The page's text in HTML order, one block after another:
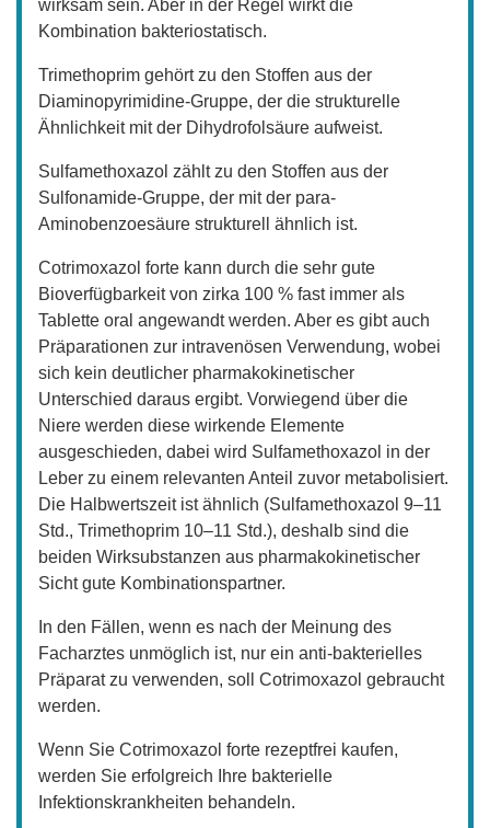
wirksam sein. Aber in der Regel wirkt die
Kombination bakteriostatisch.
Trimethoprim gehört zu den Stoffen aus der
Diaminopyrimidine-Gruppe, der die strukturelle
Ähnlichkeit mit der Dihydrofolsäure aufweist.
Sulfamethoxazol zählt zu den Stoffen aus der
Sulfonamide-Gruppe, der mit der para-
Aminobenzoesäure strukturell ähnlich ist.
Cotrimoxazol forte kann durch die sehr gute
Bioverfügbarkeit von zirka 100 % fast immer als
Tablette oral angewandt werden. Aber es gibt auch
Präparationen zur intravenösen Verwendung, wobei
sich kein deutlicher pharmakokinetischer
Unterschied daraus ergibt. Vorwiegend über die
Niere werden diese wirkende Elemente
ausgeschieden, dabei wird Sulfamethoxazol in der
Leber zu einem relevanten Anteil zuvor metabolisiert.
Die Halbwertszeit ist ähnlich (Sulfamethoxazol 9–11
Std., Trimethoprim 10–11 Std.), deshalb sind die
beiden Wirksubstanzen aus pharmakokinetischer
Sicht gute Kombinationspartner.
In den Fällen, wenn es nach der Meinung des
Facharztes unmöglich ist, nur ein anti-bakterielles
Präparat zu verwenden, soll Cotrimoxazol gebraucht
werden.
Wenn Sie Cotrimoxazol forte rezeptfrei kaufen,
werden Sie erfolgreich Ihre bakterielle
Infektionskrankheiten behandeln.